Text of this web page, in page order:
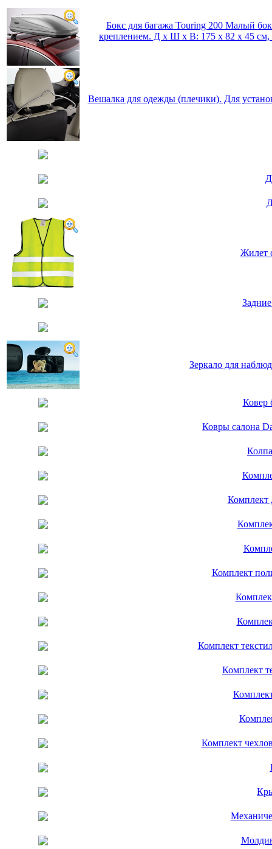
Бокс для багажа Touring 200 Малый
креплением. Д х Ш х В: 175 x 82 x 45 см,
Вешалка для одежды (плечики). Для
Жилет
Зеркало для
Ковер
Ковры салона
Комплект
Комплект
Комплект
Комплект
Комплект